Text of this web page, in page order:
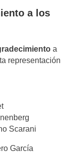
a los
a
representación
Scarani
García